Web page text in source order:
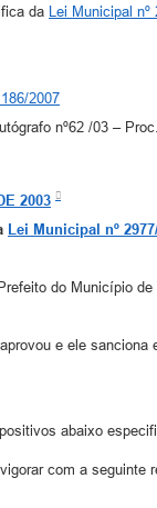
da Lei Municipal nº
2007
nº62 /03 –
2003
Lei Municipal nº
Prefeito do Município
e ele
abaixo
com a seguinte